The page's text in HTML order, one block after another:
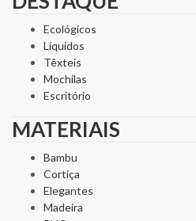
Ecológicos
Líquidos
Têxteis
Mochilas
Escritório
MATERIAIS
Bambu
Cortiça
Elegantes
Madeira